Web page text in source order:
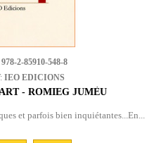
978-2-85910-548-8
IEO EDICIONS
- ROMIEG JUMÈU
et parfois bien inquiétantes...En...